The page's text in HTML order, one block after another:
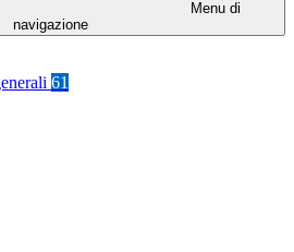
Menu di
navigazione
61